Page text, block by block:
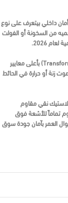
داخلي بيتعرف على نوع
من السخونة أو الفولت
2026.
صُمم المحول الداخلي (Transformer) بأعلى معايير
زنة أو حرارة في الحائط
نقي مقاوم
تماماً للأشعة فوق
العمر بآمان جودة سوق